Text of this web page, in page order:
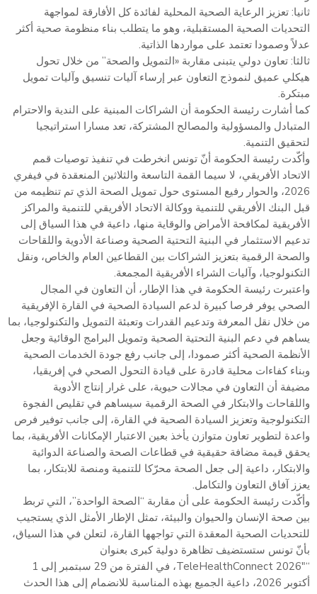
ثانيا: تعزيز الرعاية الصحية المحلية لفائدة كل الأفارقة لمواجهة
التحديات الصحية المستقبلية، وهو ما يتطلب بناء منظومة صحية أكثر
عدلاً وصمودا تعتمد على مواردها الذاتية.
ثالثا: تعاون دولي يتبنى مقاربة «التمويل والصحة” من خلال تحول
هيكلي عميق لنموذج التعاون عبر إرساء آليات تنسيق وآليات تمويل
مبتكرة.
كما أشارت رئيسة الحكومة أن الشراكات المبنية على الندية والاحترام
المتبادل والمسؤولية والمصالح المشتركة، تعد مسارا استراتيجيا
لتحقيق التنمية.
وأكّدت رئيسة الحكومة أنّ تونس انخرطت في تنفيذ توصيات قمم
الاتحاد الأفريقي، لا سيما القمة التاسعة والثلاثين المنعقدة في فيفري
2026، والحوار رفيع المستوى حول تمويل الصحة الذي تم تنظيمه من
قبل البنك الأفريقي للتنمية ووكالة الاتحاد الأفريقي للتنمية والمراكز
الأفريقية لمكافحة الأمراض والوقاية منها، داعية في هذا السياق إلى
تدعيم الاستثمار في البنية التحتية الصحية وصناعة الأدوية واللقاحات
والصحة الرقمية بتعزيز الشراكات بين القطاعين العام والخاص، ونقل
التكنولوجيا، وآليات الشراء الأفريقية المجمعة.
واعتبرت رئيسة الحكومة في هذا الإطار، أن التعاون في المجال
الصحي يوفر فرصا كبيرة لدعم السيادة الصحية في القارة الإفريقية
من خلال نقل المعرفة وتدعيم القدرات وتعبئة التمويل والتكنولوجيا، بما
يساهم في دعم البنية التحتية الصحية وتمويل البرامج الوقائية وجعل
الأنظمة الصحية أكثر صمودا، إلى جانب رفع جودة الخدمات الصحية
وبناء كفاءات محلية قادرة على قيادة التحول الصحي في إفريقيا،
مضيفة أن التعاون في مجالات حيوية، على غرار إنتاج الأدوية
واللقاحات والابتكار في الصحة الرقمية سيساهم في تقليص الفجوة
التكنولوجية وتعزيز السيادة الصحية في القارة، إلى جانب توفير فرص
واعدة لتطوير تعاون متوازن يأخذ بعين الاعتبار الإمكانات الأفريقية، بما
يحقق قيمة مضافة حقيقية في قطاعات الصحة والصناعة الدوائية
والابتكار، داعية إلى جعل الصحة محرّكا للتنمية ومنصة للابتكار، بما
يعزز آفاق التعاون والتكامل.
وأكّدت رئيسة الحكومة على أن مقاربة “الصحة الواحدة”، التي تربط
بين صحة الإنسان والحيوان والبيئة، تمثل الإطار الأمثل الذي يستجيب
للتحديات الصحية المعقدة التي تواجهها القارة، لتعلن في هذا السياق،
بأنّ تونس ستستضيف تظاهرة دولية كبرى بعنوان
“TeleHealthConnect 2026″، في الفترة من 29 سبتمبر إلى 1
أكتوبر 2026، داعية الجميع بهذه المناسبة للانضمام إلى هذا الحدث